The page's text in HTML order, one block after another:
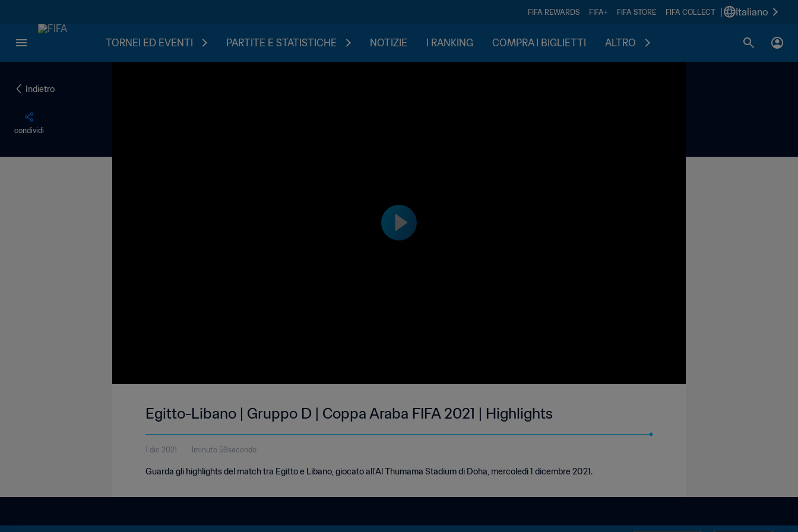
FIFA REWARDS FIFA+ FIFA STORE FIFA COLLECT Italiano
TORNEI ED EVENTI PARTITE E STATISTICHE NOTIZIE I RANKING COMPRA I BIGLIETTI ALTRO
Indietro
condividi
Egitto-Libano | Gruppo D | Coppa Araba FIFA 2021 | Highlights
1 dic 2021 1minuto 59secondo
Guarda gli highlights del match tra Egitto e Libano, giocato all'Al Thumama Stadium di Doha, mercoledì 1 dicembre 2021.